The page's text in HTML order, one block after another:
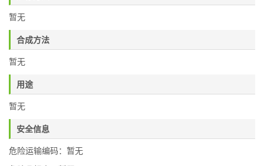
暂无
合成方法
暂无
用途
暂无
安全信息
危险运输编码：暂无